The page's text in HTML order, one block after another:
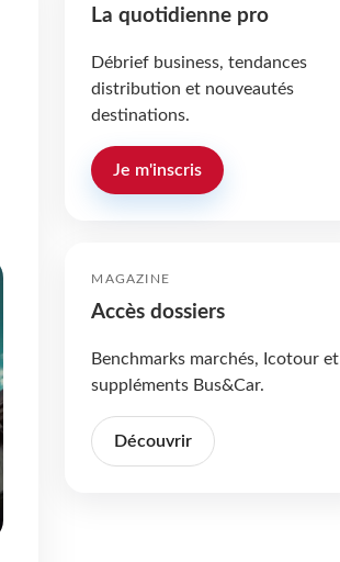
La quotidienne pro
Débrief business, tendances
distribution et nouveautés
destinations.
Je m'inscris
MAGAZINE
Accès dossiers
Benchmarks marchés, Icotour et
suppléments Bus&Car.
Découvrir